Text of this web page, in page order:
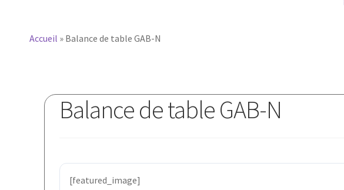
Accueil » Balance de table GAB-N
Balance de table GAB-N
[featured_image]